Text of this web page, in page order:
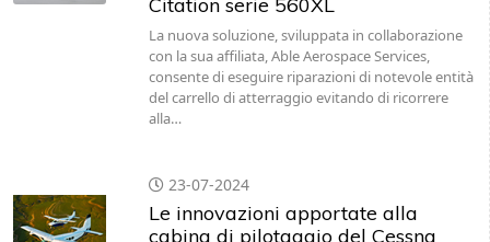
La nuova soluzione, sviluppata in collaborazione
con la sua affiliata, Able Aerospace Services,
consente di eseguire riparazioni di notevole entità
del carrello di atterraggio evitando di ricorrere
alla…
23-07-2024
Le innovazioni apportate alla
cabina di pilotaggio del Cessna